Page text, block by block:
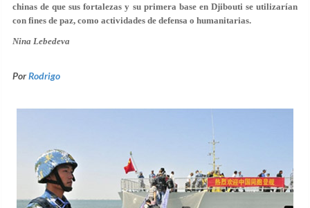
chinas de que sus fortalezas y su primera base en Djibouti se utilizarían
con fines de paz, como actividades de defensa o humanitarias.
Nina Lebedeva
PorRodrigo